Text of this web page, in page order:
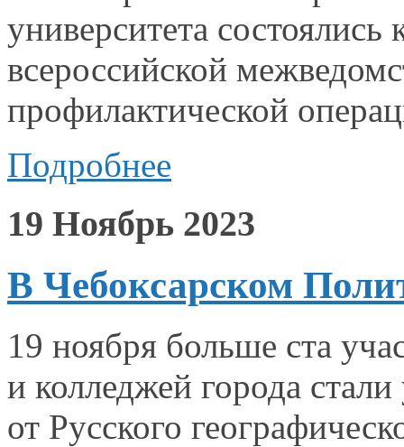
университета
всероссийской
профилактической
Подробнее
19 Ноябрь 2023
В Чебоксарском
19 ноября больше ста
и колледжей города
от Русского